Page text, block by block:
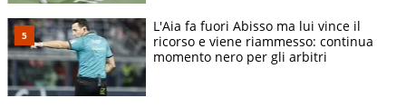
L'Aia fa fuori Abisso ma lui vince il
ricorso e viene riammesso: continua
momento nero per gli arbitri